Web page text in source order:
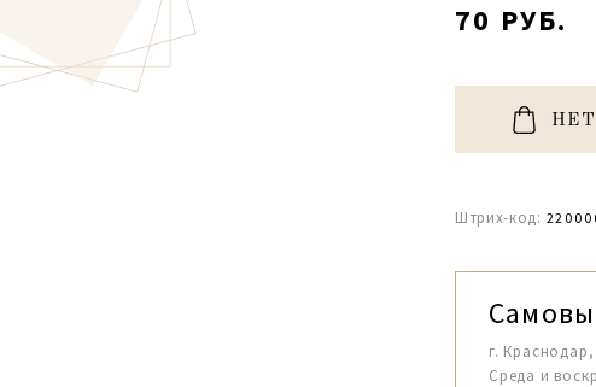
70 РУБ.
Штрих-код:
г.
Среда и